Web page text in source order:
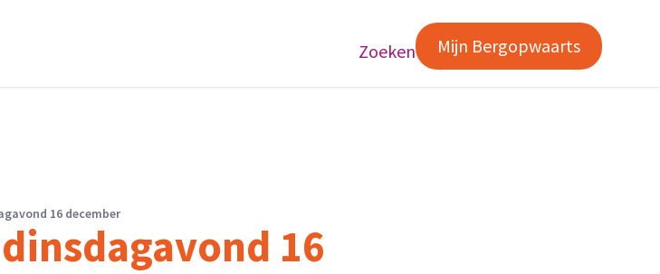
Zoeken Mijn Bergopwaarts
16 december
16